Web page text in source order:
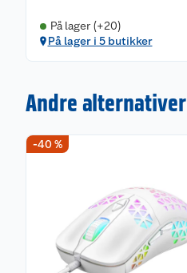
På lager (+20)
På lager i 5 butikker
Andre alternativer
-40 %